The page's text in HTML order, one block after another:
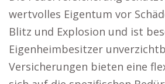
wertvolles Eigentum vor
Blitz und Explosion und ist
Eigenheimbesitzer
Versicherungen bieten eine